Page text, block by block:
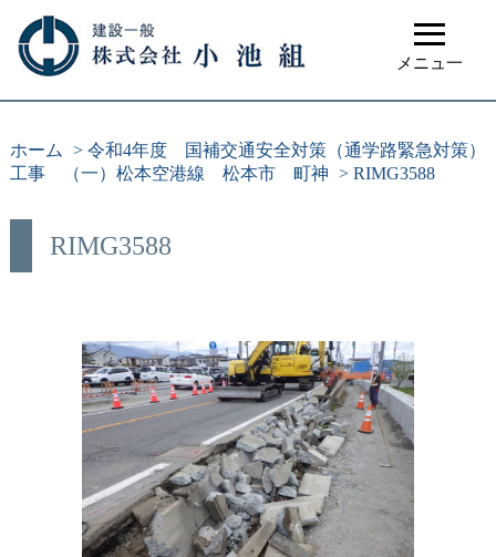
≡
メニュ一
ホーム > 令和4年度 国補交通安全対策（通学路緊急対策）
工事 （一）松本空港線 松本市 町神 > RIMG3588
RIMG3588